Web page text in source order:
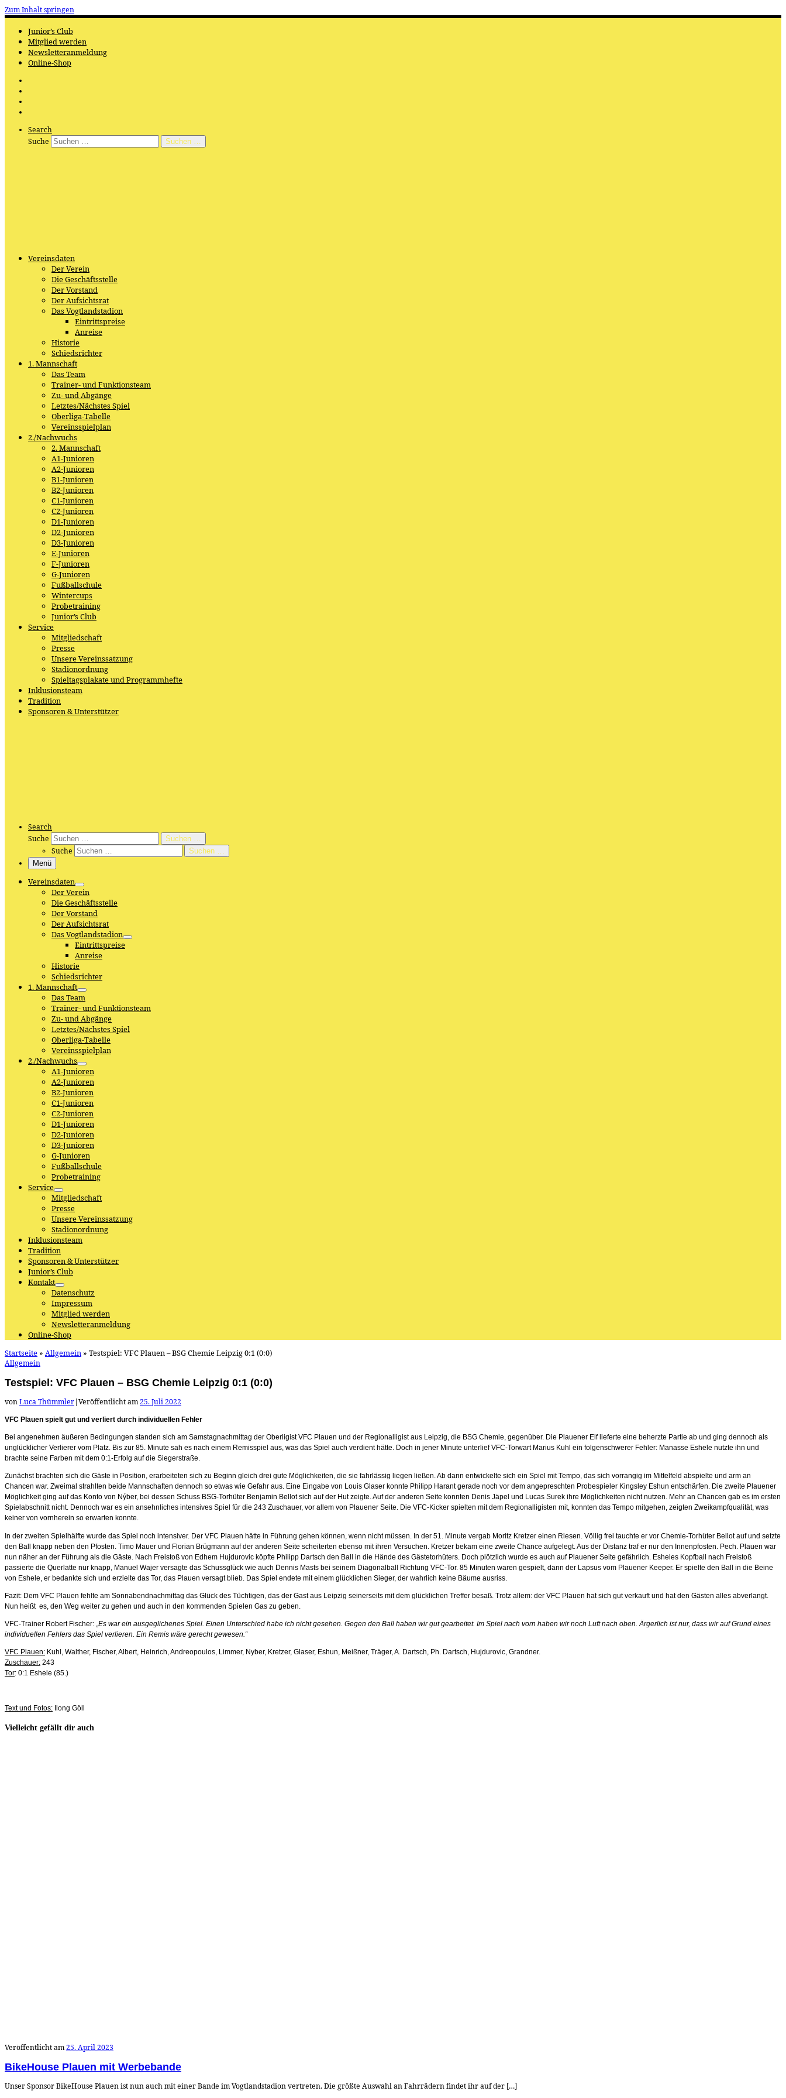
Zum Inhalt springen
Junior’s Club
Mitglied werden
Newsletteranmeldung
Online-Shop
Search
Suche
Suchen …
Vereinsdaten
Der Verein
Die Geschäftsstelle
Der Vorstand
Der Aufsichtsrat
Das Vogtlandstadion
Eintrittspreise
Anreise
Historie
Schiedsrichter
1. Mannschaft
Das Team
Trainer- und Funktionsteam
Zu- und Abgänge
Letztes/Nächstes Spiel
Oberliga-Tabelle
Vereinsspielplan
2./Nachwuchs
2. Mannschaft
A1-Junioren
A2-Junioren
B1-Junioren
B2-Junioren
C1-Junioren
C2-Junioren
D1-Junioren
D2-Junioren
D3-Junioren
E-Junioren
F-Junioren
G-Junioren
Fußballschule
Wintercups
Probetraining
Junior’s Club
Service
Mitgliedschaft
Presse
Unsere Vereinssatzung
Stadionordnung
Spieltagsplakate und Programmhefte
Inklusionsteam
Tradition
Sponsoren & Unterstützer
Search
Suche
Suchen …
Suche
Suchen …
Menü
Vereinsdaten
Der Verein
Die Geschäftsstelle
Der Vorstand
Der Aufsichtsrat
Das Vogtlandstadion
Eintrittspreise
Anreise
Historie
Schiedsrichter
1. Mannschaft
Das Team
Trainer- und Funktionsteam
Zu- und Abgänge
Letztes/Nächstes Spiel
Oberliga-Tabelle
Vereinsspielplan
2./Nachwuchs
A1-Junioren
A2-Junioren
B2-Junioren
C1-Junioren
C2-Junioren
D1-Junioren
D2-Junioren
D3-Junioren
G-Junioren
Fußballschule
Probetraining
Service
Mitgliedschaft
Presse
Unsere Vereinssatzung
Stadionordnung
Inklusionsteam
Tradition
Sponsoren & Unterstützer
Junior’s Club
Kontakt
Datenschutz
Impressum
Mitglied werden
Newsletteranmeldung
Online-Shop
Startseite » Allgemein » Testspiel: VFC Plauen – BSG Chemie Leipzig 0:1 (0:0)
Allgemein
Testspiel: VFC Plauen – BSG Chemie Leipzig 0:1 (0:0)
vonLuca Thümmler|Veröffentlicht am25. Juli 2022
VFC Plauen spielt gut und verliert durch individuellen Fehler
Bei angenehmen äußeren Bedingungen standen sich am Samstagnachmittag der Oberligist VFC Plauen und der Regionalligist aus Leipzig, die BSG Chemie, gegenüber. Die Plauener Elf lieferte eine beherzte Partie ab und ging dennoch als
unglücklicher Verlierer vom Platz. Bis zur 85. Minute sah es nach einem Remisspiel aus, was das Spiel auch verdient hätte. Doch in jener Minute unterlief VFC-Torwart Marius Kuhl ein folgenschwerer Fehler: Manasse Eshele nutzte ihn und
brachte seine Farben mit dem 0:1-Erfolg auf die Siegerstraße.
Zunächst brachten sich die Gäste in Position, erarbeiteten sich zu Beginn gleich drei gute Möglichkeiten, die sie fahrlässig liegen ließen. Ab dann entwickelte sich ein Spiel mit Tempo, das sich vorrangig im Mittelfeld abspielte und arm an
Chancen war. Zweimal strahlten beide Mannschaften dennoch so etwas wie Gefahr aus. Eine Eingabe von Louis Glaser konnte Philipp Harant gerade noch vor dem angepreschten Probespieler Kingsley Eshun entschärfen. Die zweite Plauener
Möglichkeit ging auf das Konto von Nýber, bei dessen Schuss BSG-Torhüter Benjamin Bellot sich auf der Hut zeigte. Auf der anderen Seite konnten Denis Jäpel und Lucas Surek ihre Möglichkeiten nicht nutzen. Mehr an Chancen gab es im ersten
Spielabschnitt nicht. Dennoch war es ein ansehnliches intensives Spiel für die 243 Zuschauer, vor allem von Plauener Seite. Die VFC-Kicker spielten mit dem Regionalligisten mit, konnten das Tempo mitgehen, zeigten Zweikampfqualität, was
keiner von vornherein so erwarten konnte.
In der zweiten Spielhälfte wurde das Spiel noch intensiver. Der VFC Plauen hätte in Führung gehen können, wenn nicht müssen. In der 51. Minute vergab Moritz Kretzer einen Riesen. Völlig frei tauchte er vor Chemie-Torhüter Bellot auf und setzte
den Ball knapp neben den Pfosten. Timo Mauer und Florian Brügmann auf der anderen Seite scheiterten ebenso mit ihren Versuchen. Kretzer bekam eine zweite Chance aufgelegt. Aus der Distanz traf er nur den Innenpfosten. Pech. Plauen war
nun näher an der Führung als die Gäste. Nach Freistoß von Edhem Hujdurovic köpfte Philipp Dartsch den Ball in die Hände des Gästetorhüters. Doch plötzlich wurde es auch auf Plauener Seite gefährlich. Esheles Kopfball nach Freistoß
passierte die Querlatte nur knapp, Manuel Wajer versagte das Schussglück wie auch Dennis Masts bei seinem Diagonalball Richtung VFC-Tor. 85 Minuten waren gespielt, dann der Lapsus vom Plauener Keeper. Er spielte den Ball in die Beine
von Eshele, er bedankte sich und erzielte das Tor, das Plauen versagt blieb. Das Spiel endete mit einem glücklichen Sieger, der wahrlich keine Bäume ausriss.
Fazit: Dem VFC Plauen fehlte am Sonnabendnachmittag das Glück des Tüchtigen, das der Gast aus Leipzig seinerseits mit dem glücklichen Treffer besaß. Trotz allem: der VFC Plauen hat sich gut verkauft und hat den Gästen alles abverlangt.
Nun heißt es, den Weg weiter zu gehen und auch in den kommenden Spielen Gas zu geben.
VFC-Trainer Robert Fischer: „Es war ein ausgeglichenes Spiel. Einen Unterschied habe ich nicht gesehen. Gegen den Ball haben wir gut gearbeitet. Im Spiel nach vorn haben wir noch Luft nach oben. Ärgerlich ist nur, dass wir auf Grund eines
individuellen Fehlers das Spiel verlieren. Ein Remis wäre gerecht gewesen.“
VFC Plauen: Kuhl, Walther, Fischer, Albert, Heinrich, Andreopoulos, Limmer, Nyber, Kretzer, Glaser, Eshun, Meißner, Träger, A. Dartsch, Ph. Dartsch, Hujdurovic, Grandner.
Zuschauer: 243
Tor: 0:1 Eshele (85.)
Text und Fotos: Ilong Göll
Vielleicht gefällt dir auch
Veröffentlicht am25. April 2023
BikeHouse Plauen mit Werbebande
Unser Sponsor BikeHouse Plauen ist nun auch mit einer Bande im Vogtlandstadion vertreten. Die größte Auswahl an Fahrrädern findet ihr auf der […]